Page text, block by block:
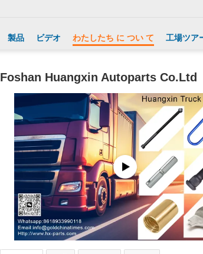
製品 ビデオ わたしたち に つい て 工場ツア
Foshan Huangxin Autoparts Co.Ltd